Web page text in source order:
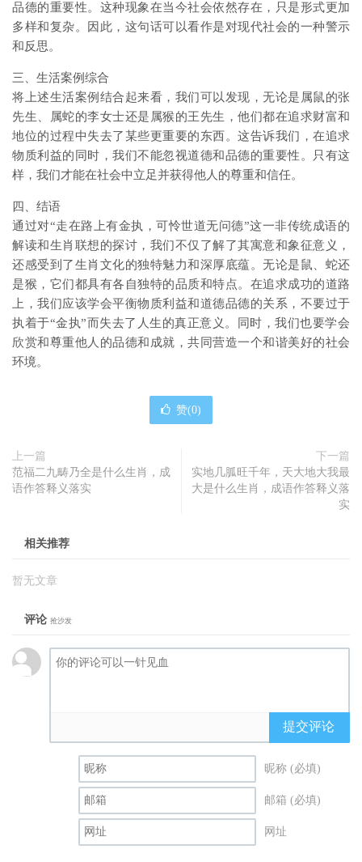
品德的重要性。这种现象在当今社会依然存在，只是形式更加
多样和复杂。因此，这句话可以看作是对现代社会的一种警示
和反思。
三、生活案例综合
将上述生活案例结合起来看，我们可以发现，无论是属鼠的张
先生、属蛇的李女士还是属猴的王先生，他们都在追求财富和
地位的过程中失去了某些更重要的东西。这告诉我们，在追求
物质利益的同时，我们不能忽视道德和品德的重要性。只有这
样，我们才能在社会中立足并获得他人的尊重和信任。
四、结语
通过对“走在路上有金执，可怜世道无问德”这一非传统成语的
解读和生肖联想的探讨，我们不仅了解了其寓意和象征意义，
还感受到了生肖文化的独特魅力和深厚底蕴。无论是鼠、蛇还
是猴，它们都具有各自独特的品质和特点。在追求成功的道路
上，我们应该学会平衡物质利益和道德品德的关系，不要过于
执着于“金执”而失去了人生的真正意义。同时，我们也要学会
欣赏和尊重他人的品德和成就，共同营造一个和谐美好的社会
环境。
赞(0)
上一篇
范福二九畴乃全是什么生肖，成
语作答释义落实
下一篇
实地几胍旺千年，天大地大我最
大是什么生肖，成语作答释义落
实
相关推荐
暂无文章
评论 抢沙发
提交评论
昵称 (必填)
邮箱 (必填)
网址